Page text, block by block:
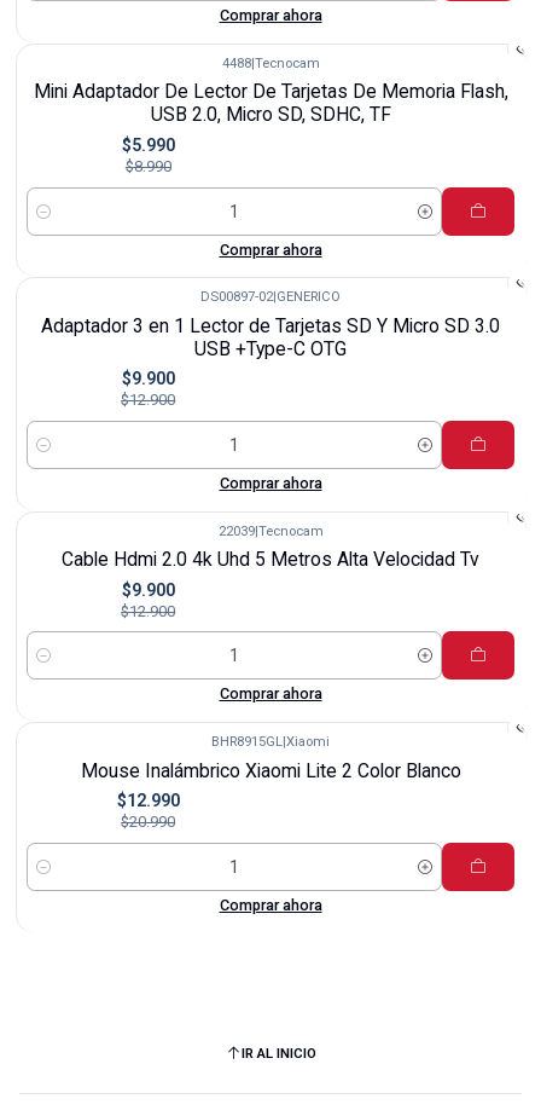
Comprar ahora
4488|Tecnocam
Mini Adaptador De Lector De Tarjetas De Memoria Flash,
USB 2.0, Micro SD, SDHC, TF
$5.990
$8.990
Cantidad
Comprar ahora
DS00897-02| GENERICO
Adaptador 3 en 1 Lector de Tarjetas SD Y Micro SD 3.0
USB +Type-C OTG
$9.900
$12.900
Cantidad
Comprar ahora
22039|Tecnocam
Cable Hdmi 2.0 4k Uhd 5 Metros Alta Velocidad Tv
$9.900
$12.900
Cantidad
Comprar ahora
BHR8915GL Xiaomi
Mouse Inalámbrico Xiaomi Lite 2 Color Blanco
$12.990
$20.990
Cantidad
Comprar ahora
IR AL INICIO